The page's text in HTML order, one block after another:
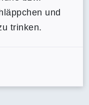
und
trinken.